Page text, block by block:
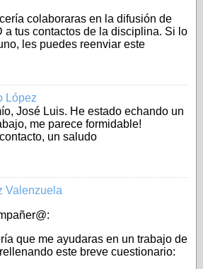
colaboraras en la difusión de
a tus contactos de la disciplina. Si lo
les puedes reenviar este
López
José Luis. He estado echando un
me parece formidable!
un saludo
Valenzuela
que me ayudaras en un trabajo de
este breve cuestionario: